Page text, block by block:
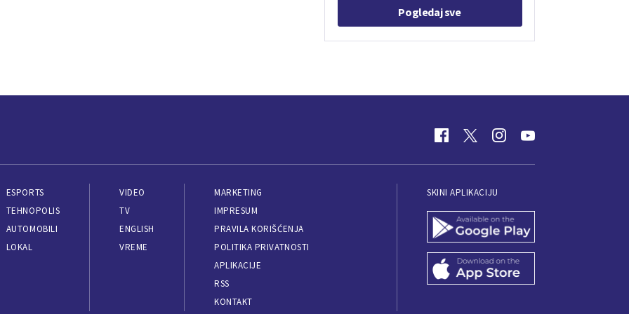
Pogledaj sve
ESPORTS
TEHNOPOLIS
AUTOMOBILI
LOKAL
VIDEO
TV
ENGLISH
VREME
MARKETING
IMPRESUM
PRAVILA KORIŠĆENJA
POLITIKA PRIVATNOSTI
APLIKACIJE
RSS
KONTAKT
SKINI APLIKACIJU